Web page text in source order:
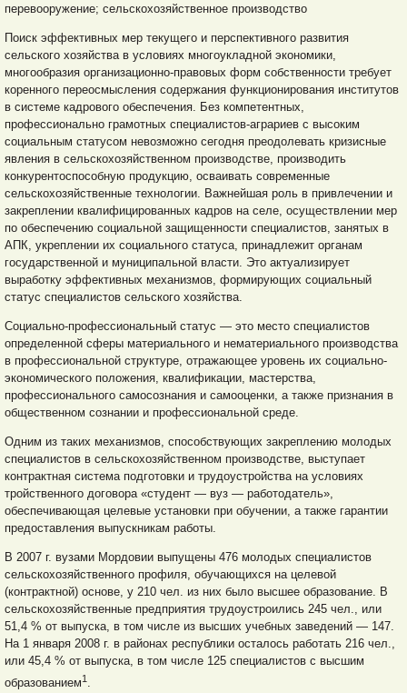
перевооружение; сельскохозяйственное производство
Поиск эффективных мер текущего и перспективного развития
сельского хозяйства в условиях многоукладной экономики,
многообразия организационно-правовых форм собственности требует
коренного переосмысления содержания функционирования институтов
в системе кадрового обеспечения. Без компетентных,
профессионально грамотных специалистов-аграриев с высоким
социальным статусом невозможно сегодня преодолевать кризисные
явления в сельскохозяйственном производстве, производить
конкурентоспособную продукцию, осваивать современные
сельскохозяйственные технологии. Важнейшая роль в привлечении и
закреплении квалифицированных кадров на селе, осуществлении мер
по обеспечению социальной защищенности специалистов, занятых в
АПК, укреплении их социального статуса, принадлежит органам
государственной и муниципальной власти. Это актуализирует
выработку эффективных механизмов, формирующих социальный
статус специалистов сельского хозяйства.
Социально-профессиональный статус — это место специалистов
определенной сферы материального и нематериального производства
в профессиональной структуре, отражающее уровень их социально-
экономического положения, квалификации, мастерства,
профессионального самосознания и самооценки, а также признания в
общественном сознании и профессиональной среде.
Одним из таких механизмов, способствующих закреплению молодых
специалистов в сельскохозяйственном производстве, выступает
контрактная система подготовки и трудоустройства на условиях
тройственного договора «студент — вуз — работодатель»,
обеспечивающая целевые установки при обучении, а также гарантии
предоставления выпускникам работы.
В 2007 г. вузами Мордовии выпущены 476 молодых специалистов
сельскохозяйственного профиля, обучающихся на целевой
(контрактной) основе, у 210 чел. из них было высшее образование. В
сельскохозяйственные предприятия трудоустроились 245 чел., или
51,4 % от выпуска, в том числе из высших учебных заведений — 147.
На 1 января 2008 г. в районах республики осталось работать 216 чел.,
или 45,4 % от выпуска, в том числе 125 специалистов с высшим
образованием1